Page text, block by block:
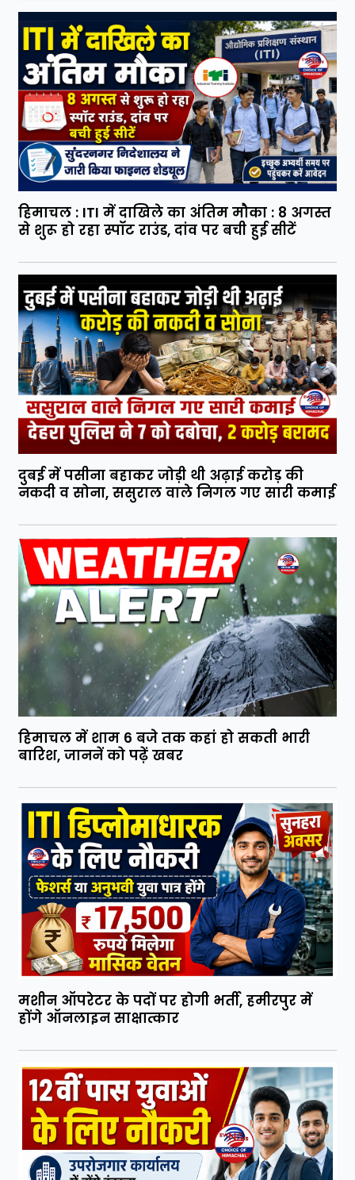
हिमाचल : ITI में दाखिले का अंतिम मौका : 8 अगस्त
से शुरू हो रहा स्पॉट राउंड, दांव पर बची हुई सीटें
दुबई में पसीना बहाकर जोड़ी थी अढ़ाई करोड़ की
नकदी व सोना, ससुराल वाले निगल गए सारी कमाई
हिमाचल में शाम 6 बजे तक कहां हो सकती भारी
बारिश, जाननें को पढ़ें खबर
मशीन ऑपरेटर के पदों पर होगी भर्ती, हमीरपुर में
होंगे ऑनलाइन साक्षात्कार